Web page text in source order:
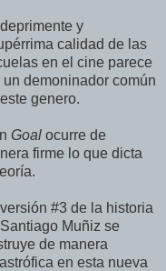
y
calidad de las
en el cine parece
un demoninador común
genero.
Goal ocurre de
firme lo que dicta
#3 de la historia
Muñiz se
de manera
en esta nueva